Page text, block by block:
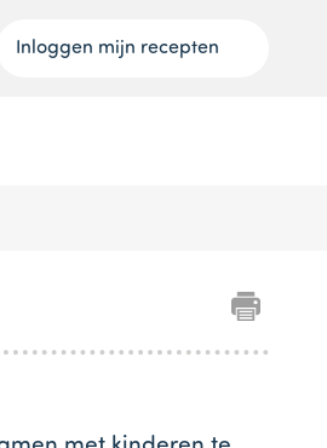
Inloggen mijn recepten